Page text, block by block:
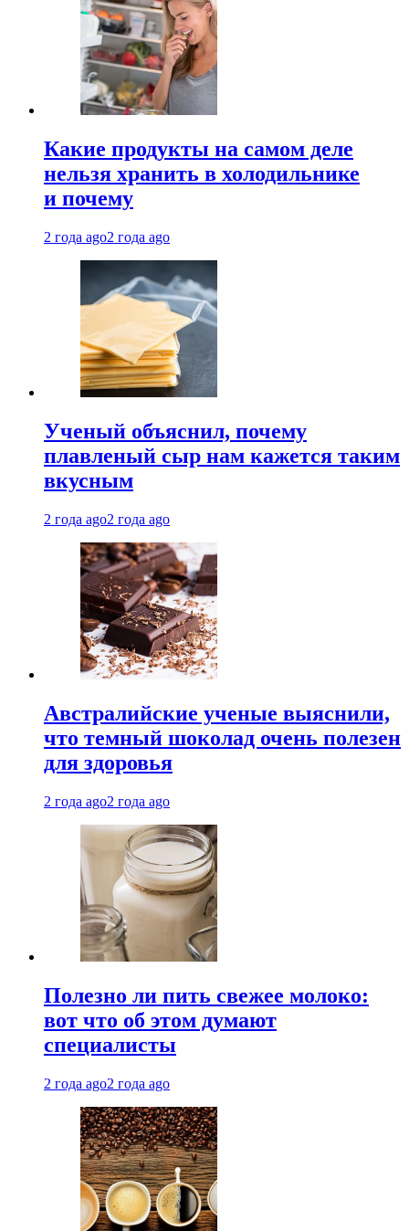
Какие продукты на самом деле
нельзя хранить в холодильнике
и почему
2 года ago2 года ago
Ученый объяснил, почему
плавленый сыр нам кажется таким
вкусным
2 года ago2 года ago
Австралийские ученые выяснили,
что темный шоколад очень полезен
для здоровья
2 года ago2 года ago
Полезно ли пить свежее молоко:
вот что об этом думают
специалисты
2 года ago2 года ago